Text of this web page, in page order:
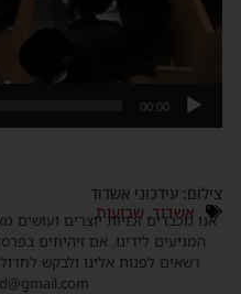
00:00
צילום: עידכוני אשדוד
אשדוד, שבועות
אנו מכבדים זכויות יוצרים
המגיעים לידינו. אם זיהיתים
רשאים לפנות אלינו ולבקש